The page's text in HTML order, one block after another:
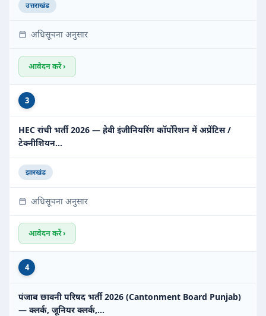
उत्तराखंड
अधिसूचना अनुसार
आवेदन करें ›
3
HEC रांची भर्ती 2026 — हेवी इंजीनियरिंग कॉर्पोरेशन में अप्रेंटिस /
टेक्नीशियन…
झारखंड
अधिसूचना अनुसार
आवेदन करें ›
4
पंजाब छावनी परिषद भर्ती 2026 (Cantonment Board Punjab)
— क्लर्क, जूनियर क्लर्क,…